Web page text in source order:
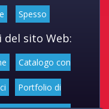
Spesso
sito Web:
Catalogo con
Portfolio di